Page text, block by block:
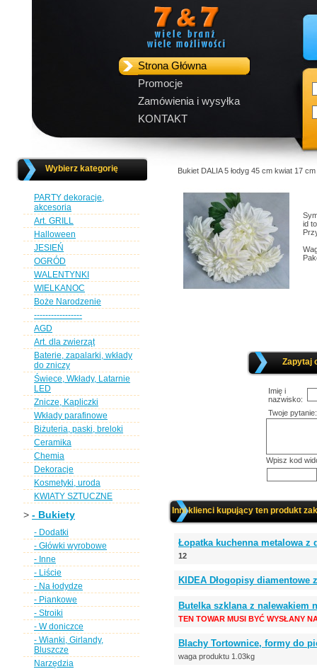
Strona Główna
Promocje
Zamówienia i wysyłka
KONTAKT
Wybierz kategorię
PARTY dekoracje,
akcesoria
Art. GRILL
Halloween
JESIEŃ
OGRÓD
WALENTYNKI
WIELKANOC
Boże Narodzenie
-----------------
AGD
Art. dla zwierząt
Baterie, zapalarki, wkłady
do zniczy
Świece, Wkłady, Latarnie
LED
Znicze, Kapliczki
Wkłady parafinowe
Biżuteria, paski, breloki
Ceramika
Chemia
Dekoracje
Kosmetyki, uroda
KWIATY SZTUCZNE
> - Bukiety
- Dodatki
- Główki wyrobowe
- Inne
- Liście
- Na łodydze
- Piankowe
- Stroiki
- W doniczce
- Wianki, Girlandy,
Bluszcze
Narzędzia
Bukiet DALIA 5 łodyg 45 cm kwiat 17
id
Zapytaj
Imię i
nazwisko:
Twoje pytanie:
Wpisz kod
Inni klienci kupujący ten produkt
Łopatka kuchenna metalowa z
12
KIDEA Dłogopisy diamentowe
Butelka szklana z nalewakiem
TEN TOWAR MUSI BYĆ WYSŁANY
Blachy Tortownice, formy do
waga produktu 1.03kg